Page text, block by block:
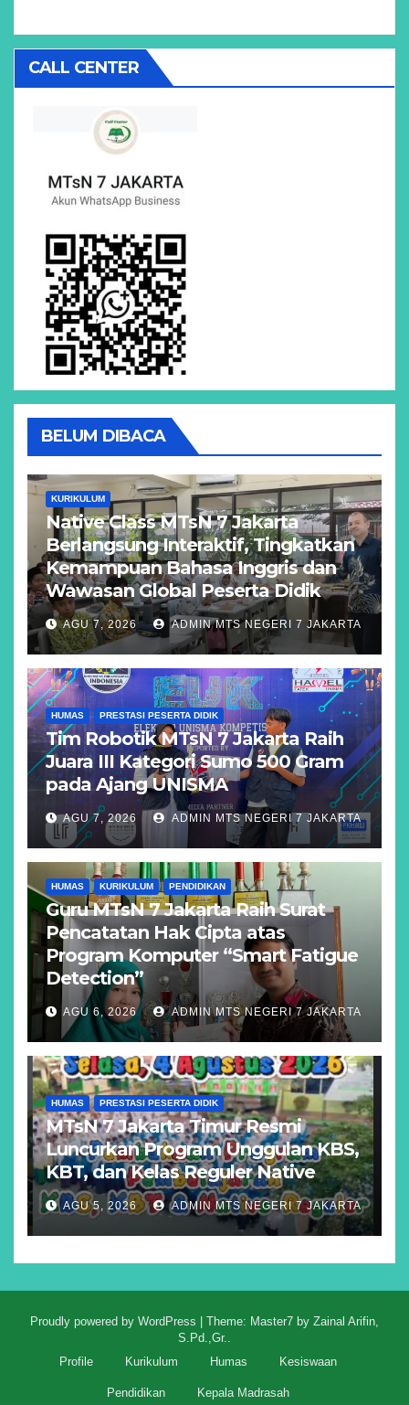
CALL CENTER
BELUM DIBACA
KURIKULUM
Native Class MTsN 7 Jakarta
Berlangsung Interaktif, Tingkatkan
Kemampuan Bahasa Inggris dan
Wawasan Global Peserta Didik
AGU 7, 2026 ADMIN MTS NEGERI 7 JAKARTA
HUMAS PRESTASI PESERTA DIDIK
Tim Robotik MTsN 7 Jakarta Raih
Juara III Kategori Sumo 500 Gram
pada Ajang UNISMA
AGU 7, 2026 ADMIN MTS NEGERI 7 JAKARTA
HUMAS KURIKULUM PENDIDIKAN
Guru MTsN 7 Jakarta Raih Surat
Pencatatan Hak Cipta atas
Program Komputer “Smart Fatigue
Detection”
AGU 6, 2026 ADMIN MTS NEGERI 7 JAKARTA
HUMAS PRESTASI PESERTA DIDIK
MTsN 7 Jakarta Timur Resmi
Luncurkan Program Unggulan KBS,
KBT, dan Kelas Reguler Native
AGU 5, 2026 ADMIN MTS NEGERI 7 JAKARTA
Proudly powered by WordPress Theme: Master7 by Zainal Arifin,
S.Pd.,Gr..
Profile
Kurikulum Humas Kesiswaan
Pendidikan Kepala Madrasah